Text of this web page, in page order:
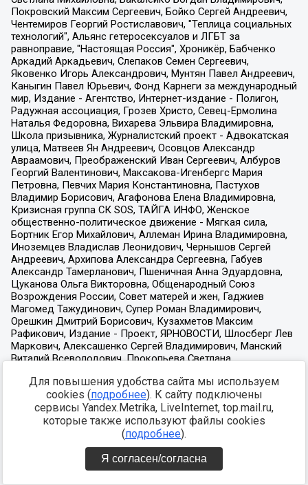
Для повышения удобства сайта мы используем
cookies (подробнее). К сайту подключены
сервисы Yandex.Metrika, LiveInternet, top.mail.ru,
которые также используют файлы cookies
(подробнее).
Я согласен/согласна